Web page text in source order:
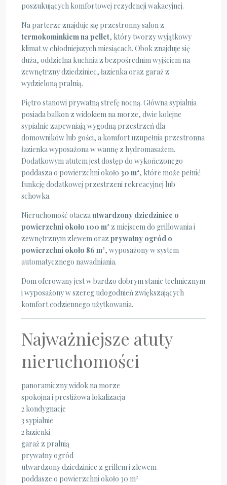
poszukujących komfortowej rezydencji wakacyjnej.
Na parterze znajduje się przestronny salon z
termokominkiem na pellet, który tworzy wyjątkowy
klimat w chłodniejszych miesiącach. Obok znajduje się
duża, oddzielna kuchnia z bezpośrednim wyjściem na
zewnętrzny dziedziniec, łazienka oraz garaż z
wydzieloną pralnią.
Piętro stanowi prywatną strefę nocną. Główna sypialnia
posiada balkon z widokiem na morze, dwie kolejne
sypialnie zapewniają wygodną przestrzeń dla
domowników lub gości, a komfort uzupełnia przestronna
łazienka wyposażona w wannę z hydromasażem.
Dodatkowym atutem jest dostęp do wykończonego
poddasza o powierzchni około 30 m², które może pełnić
funkcję dodatkowej przestrzeni rekreacyjnej lub
schowka.
Nieruchomość otaczautwardzony dziedziniec o
powierzchni około 100 m²z miejscem do grillowania i
zewnętrznym zlewem oraz prywatny ogród o
powierzchni około 86 m², wyposażony w system
automatycznego nawadniania.
Dom oferowany jest w bardzo dobrym stanie technicznym
i wyposażony w szereg udogodnień zwiększających
komfort codziennego użytkowania.
Najważniejsze atuty
nieruchomości
panoramiczny widok na morze
spokojna i prestiżowa lokalizacja
2 kondygnacje
3 sypialnie
2 łazienki
garaż z pralnią
prywatny ogród
utwardzony dziedziniec z grillem i zlewem
poddasze o powierzchni około 30 m²